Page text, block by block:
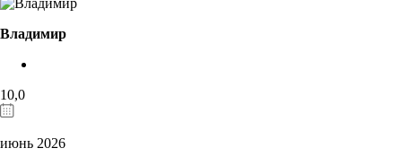
Владимир
10,0
июнь 2026